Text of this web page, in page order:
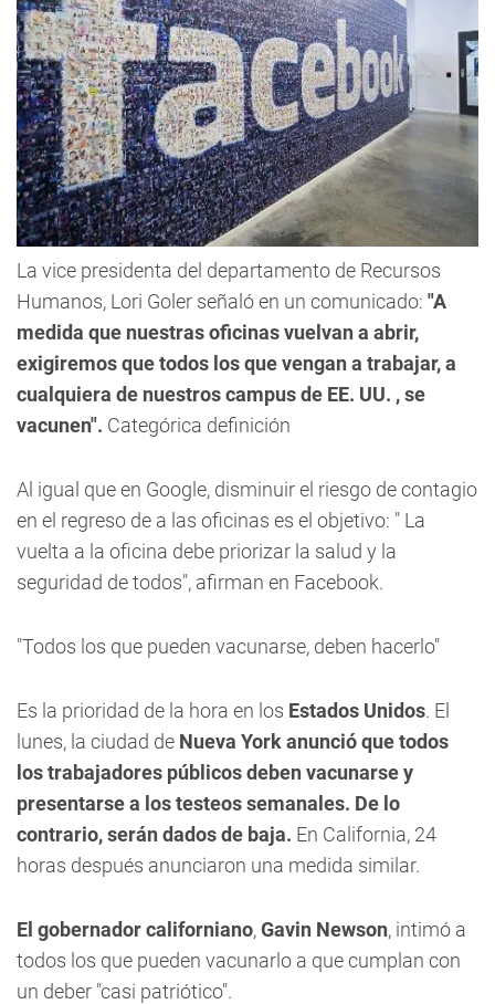
La vice presidenta del departamento de Recursos
Humanos, Lori Goler señaló en un comunicado: "A
medida que nuestras oficinas vuelvan a abrir,
exigiremos que todos los que vengan a trabajar, a
cualquiera de nuestros campus de EE. UU. , se
vacunen". Categórica definición
Al igual que en Google, disminuir el riesgo de contagio
en el regreso de a las oficinas es el objetivo: " La
vuelta a la oficina debe priorizar la salud y la
seguridad de todos", afirman en Facebook.
"Todos los que pueden vacunarse, deben hacerlo"
Es la prioridad de la hora en los Estados Unidos. El
lunes, la ciudad de Nueva York anunció que todos
los trabajadores públicos deben vacunarse y
presentarse a los testeos semanales. De lo
contrario, serán dados de baja. En California, 24
horas después anunciaron una medida similar.
El gobernador californiano,Gavin Newson, intimó a
todos los que pueden vacunarlo a que cumplan con
un deber "casi patriótico".